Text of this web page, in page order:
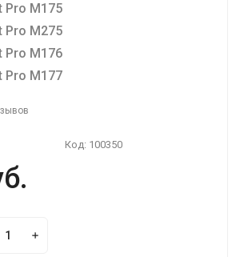
Pro M175
Pro M275
Pro M176
Pro M177
Код: 100350